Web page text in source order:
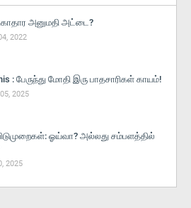
அனுமதி அட்டை?
2022
: பேருந்து மோதி இரு பாதசாரிகள் காயம்!
05, 2025
ஓய்வா? அல்லது சம்பளத்தில்
2025